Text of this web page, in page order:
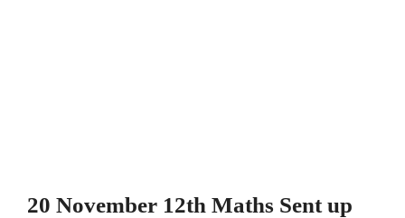
20 November 12th Maths Sent up